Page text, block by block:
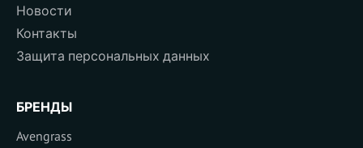
Новости
Контакты
Защита персональных данных
БРЕНДЫ
Avengrass